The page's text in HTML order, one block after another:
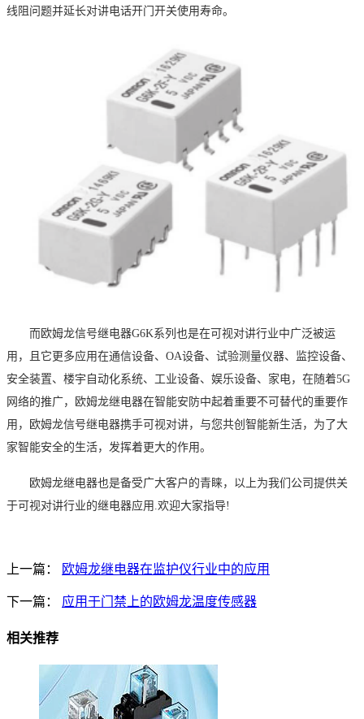
线阻问题并延长对讲电话开门开关使用寿命。
而欧姆龙信号继电器G6K系列 也是在可视对讲行业中广泛被运
用 ，且它更多应用在通信设备、 OA设备、 试验测量仪器、 监控设备、
安全装置、 楼宇自动化系统、 工业设备、 娱乐设备、 家电， 在随着5G
网络的推广， 欧姆龙继电器在智能安防中起着重要不可 替代的重要作
用，
欧姆龙信号继电器携手可 视对讲，与您共创智能新生活， 为了大
家智能安全的生活， 发挥着更大的作用。
欧姆龙继电器也是备受广大客户的青睐， 以上为我们公司提供关
于可 视对讲行业的继电器应用 .欢迎大家指导!
上一篇： 欧姆龙继电器在监护仪行业中的应用
下一篇： 应用于门禁上的欧姆龙温度传感器
相关推荐